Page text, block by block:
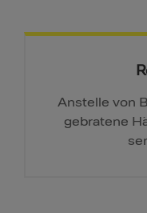
Anstelle von
gebratene